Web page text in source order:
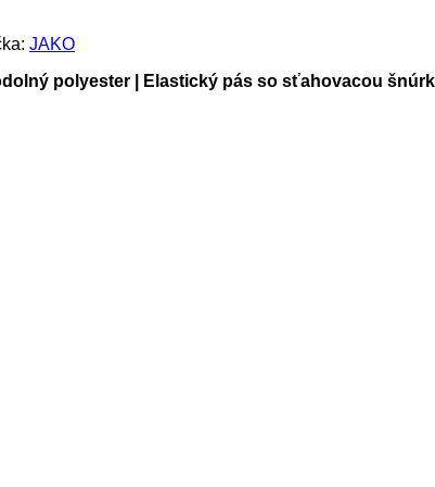
JAKO
polyester | Elastický pás so sťahovacou